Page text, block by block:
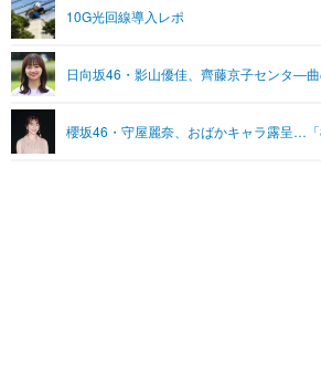
リリース一覧
プッシュ通知の停止方法
10G光回線導入レポ
日向坂46・影山優佳、齊藤京子センタ―
櫻坂46・守屋麗奈、おばかキャラ露呈…